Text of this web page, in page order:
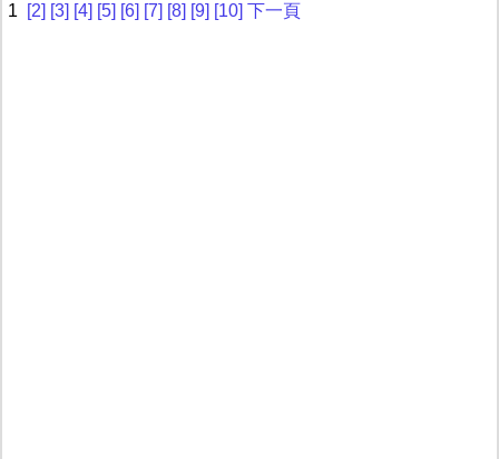
1
[2] [3] [4] [5] [6] [7] [8] [9] [10] 下一頁